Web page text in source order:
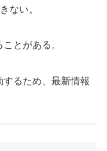
ない。
とがある。
るため、最新情報